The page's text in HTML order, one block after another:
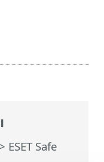
> ESET Safe